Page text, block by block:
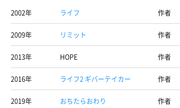
2002年 ライフ 作者
2009年 リミット 作者
2013年 HOPE 作者
2016年 ライフ2 ギバーテイカー 作者
2019年 おちたらおわり 作者